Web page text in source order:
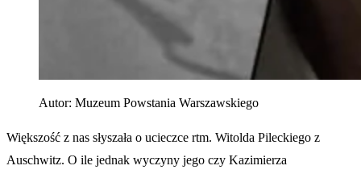
Autor: Muzeum Powstania Warszawskiego
Większość z nas słyszała o ucieczce rtm. Witolda Pileckiego z
Auschwitz. O ile jednak wyczyny jego czy Kazimierza